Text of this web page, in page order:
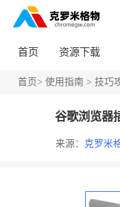
首页 资源下载
首页> 使用指南 > 技巧
谷歌浏览器
来源： 克罗米